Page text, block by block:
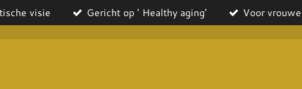
visie Gericht op ' Healthy aging' Voor